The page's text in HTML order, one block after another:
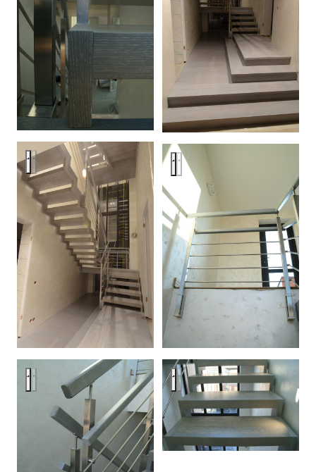
Modern metal stair covered by patina oakModern metal stair covered by
Modern metal stair covered by
Modern metal stair covered by patina oak